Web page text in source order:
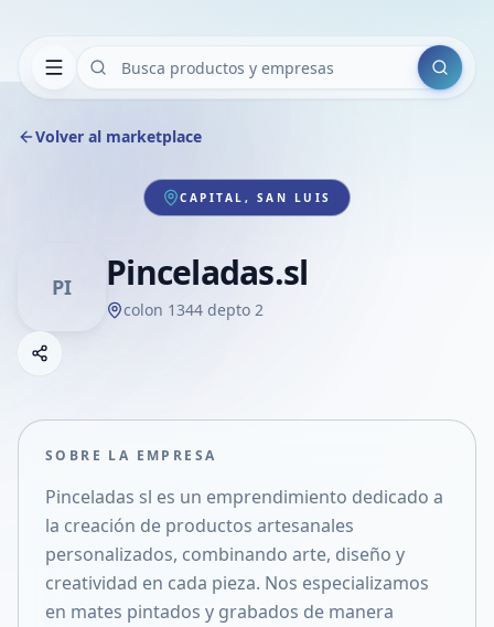
Buscar
Volver al marketplace
CAPITAL, SAN LUIS
PI Pinceladas.sl
colon 1344 depto 2
Compartir empresa
Compartir en X
SOBRE LA EMPRESA
Pinceladas sl es un emprendimiento dedicado a
la creación de productos artesanales
personalizados, combinando arte, diseño y
creatividad en cada pieza. Nos especializamos
en mates pintados y grabados de manera